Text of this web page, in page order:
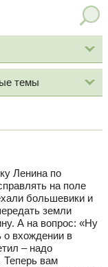
темы
Ленина по
на поле
большевики и
земли
А на вопрос: «Ну
о вхождении в
– надо
вам